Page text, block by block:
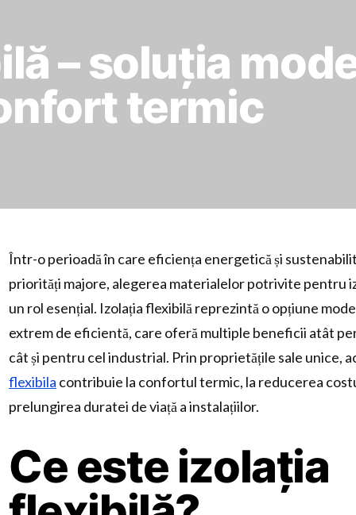
– soluția
termic
Într-o perioadă în care eficiența energetică și
priorități majore, alegerea materialelor potrivite pentru
un rol esențial. Izolația flexibilă reprezintă o opțiune
extrem de eficientă, care oferă multiple beneficii atât
cât și pentru cel industrial. Prin proprietățile sale unice,
flexibila contribuie la confortul termic, la reducerea
prelungirea duratei de viață a instalațiilor.
Ce este izolația